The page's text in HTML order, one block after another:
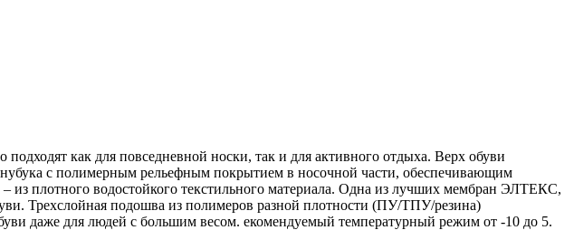
как для повседневной носки, так и для активного отдыха. Верх обуви
нубука с полимерным рельефным покрытием в носочной части, обеспечивающим
из плотного водостойкого текстильного материала. Одна из лучших мембран ЭЛТЕКС,
Трехслойная подошва из полимеров разной плотности (ПУ/ТПУ/резина)
даже для людей с большим весом. екомендуемый температурный режим от -10 до 5.